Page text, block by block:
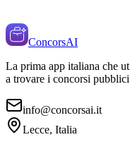
ConcorsAI
La prima app italiana che
a trovare i concorsi
info@concorsai.it
Lecce, Italia